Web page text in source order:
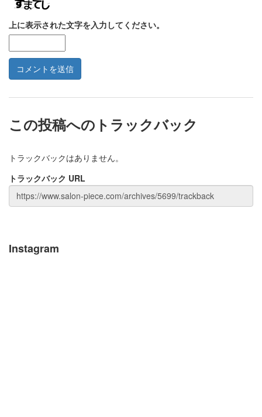
上に表示された文字を入力してください。
この投稿へのトラックバック
トラックバックはありません。
トラックバック URL
Instagram